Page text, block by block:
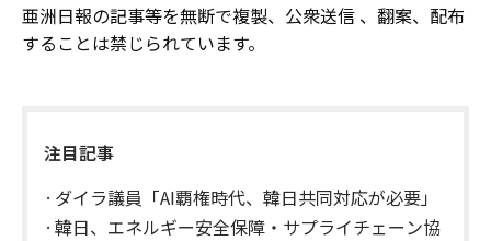
亜洲日報の記事等を無断で複製、公衆送信 、翻案、配布
することは禁じられています。
注目記事
ダイラ議員「AI覇権時代、韓日共同対応が必要」
韓日、エネルギー安全保障・サプライチェーン協